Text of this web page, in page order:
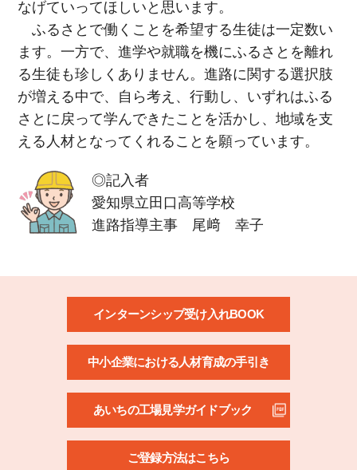
なげていってほしいと思います。
ふるさとで働くことを希望する生徒は一定数い
ます。一方で、進学や就職を機にふるさとを離れ
る生徒も珍しくありません。進路に関する選択肢
が増える中で、自ら考え、行動し、いずれはふる
さとに戻って学んできたことを活かし、地域を支
える人材となってくれることを願っています。
◎記入者
愛知県立田口高等学校
進路指導主事 尾﨑 幸子
インターンシップ受け入れBOOK
中小企業における人材育成の手引き
あいちの工場見学ガイドブック
ご登録方法はこちら